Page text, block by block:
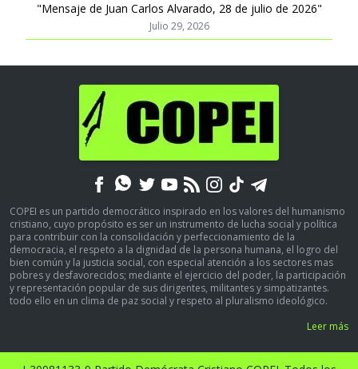
"Mensaje de Juan Carlos Alvarado, 28 de julio de 2026"
Julio 29, 2026
COPEI es un partido democrático inspirado en los valores del humanismo
cristiano, cuyo propósito es ser un instrumento de lucha social y política
para contribuir con la consolidación y perfeccionamiento de la
democracia, el respeto a la dignidad de la persona humana, el logro del
bien común y la justicia social, con especial atención a los sectores mas
pobres y desfavorecidos; mediante el ejercicio del poder, la participación
y representación popular de sus dirigentes, militantes y simpatizantes.
todo ello en un clima de paz social y respeto al pluralismo ideológico.
Leer más